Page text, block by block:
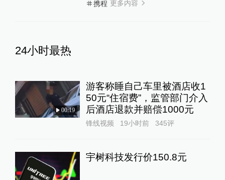
携程 更多内容
24小时最热
00:19
游客称睡自己车里被酒店收1
50元“住宿费”，监管部门介入
后酒店退款并赔偿1000元
锋线视频 19小时前 345评
宇树科技发行价150.8元